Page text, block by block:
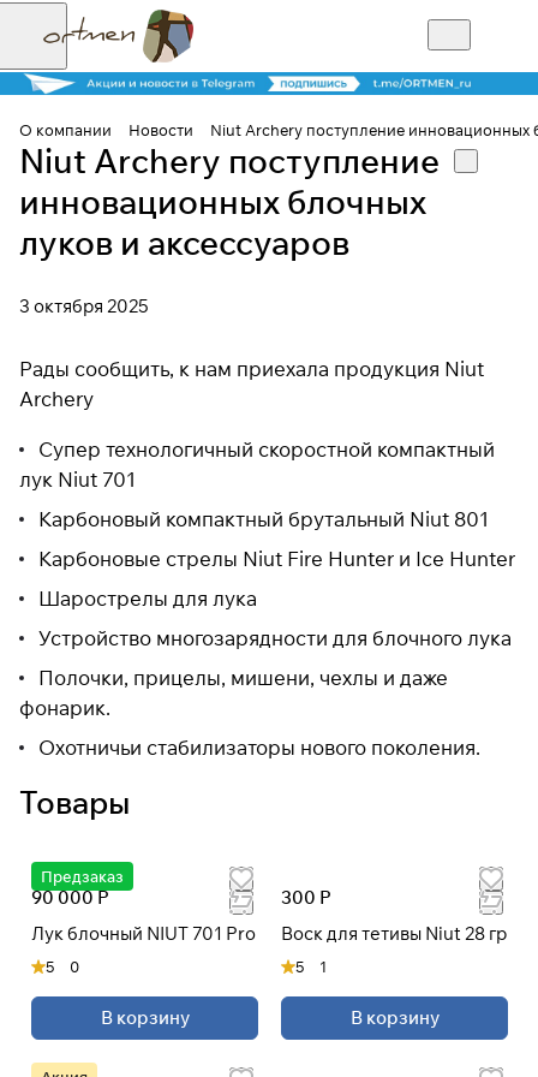
О компании Новости Niut Archery поступление инновационных
Niut Archery поступление
инновационных блочных
луков и аксессуаров
3 октября 2025
Рады сообщить, к нам приехала продукция Niut
Archery
Супер технологичный скоростной компактный
лук Niut 701
Карбоновый компактный брутальный Niut 801
Карбоновые стрелы Niut Fire Hunter и Ice Hunter
Шарострелы для лука
Устройство многозарядности для блочного лука
Полочки, прицелы, мишени, чехлы и даже
фонарик.
Охотничьи стабилизаторы нового поколения.
Товары
Предзаказ
90 000 Р
Лук блочный NIUT 701 Pro
5 0
В корзину
300 Р
Воск для тетивы Niut 28 гр
5 1
В корзину